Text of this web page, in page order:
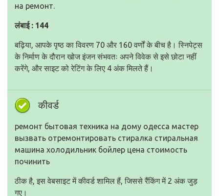
на ремонт.
लंबाई : 144
बढ़िया, आपके पृष्ठ का विवरण 70 और 160 वर्णों के बीच है। स्निपेट्स
के निर्माण के दौरान खोज इंजन संभवतः अपने विवेक से इसे छोटा नहीं
करेंगे, और साइट को रेटिंग के लिए 4 अंक मिलते हैं।
कीवर्ड
ремонт бытовая техника на дому одесса мастер
вызвать отремонтировать стиралка стиральная
машина холодильник бойлер цена стоимость
починить
ठीक है, इस वेबसाइट में कीवर्ड शामिल हैं, जिससे रैंकिंग में 2 अंक जुड़
गए।